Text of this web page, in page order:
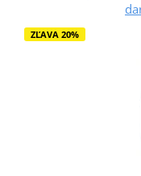
ZĽAVA 20%